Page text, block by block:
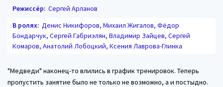
Режиссёр: Сергей Арланов
В ролях: Денис Никифоров, Михаил Жигалов, Фёдор
Бондарчук, Сергей Габриэлян, Владимир Зайцев, Сергей
Комаров, Анатолий Лобоцкий, Ксения Лаврова-Глинка
"Медведи" наконец-то влились в график тренировок. Теперь
пропустить занятие было не только не возможно, а и постыдно.